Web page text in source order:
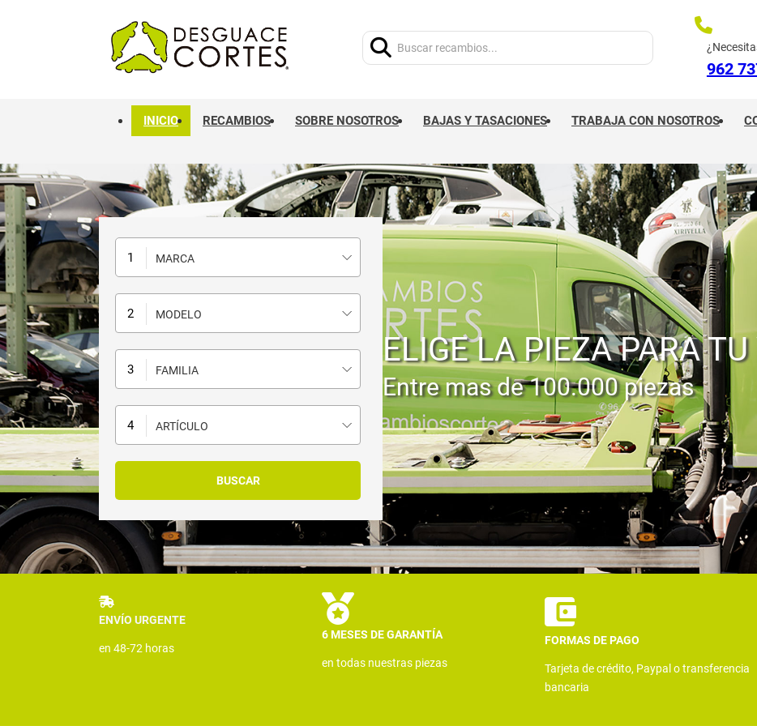
962
INICIO RECAMBIOS SOBRE NOSOTROS BAJAS Y TASACIONES TRABAJA CON NOSOTROS
MARCA
MODELO
FAMILIA
ARTÍCULO
ELIGE LA PIEZA PARA
Entre mas de 100.000 piezas
ENVÍO URGENTE
en 48-72 horas
6 MESES DE GARANTÍA
en todas nuestras piezas
FORMAS DE PAGO
Tarjeta de crédito, Paypal o transferencia
bancaria